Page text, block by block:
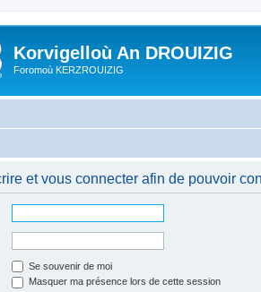
Korvigelloù An DROUIZIG
Foromoù KERZROUIZIG
et vous connecter afin de pouvoir
Se souvenir de moi
Masquer ma présence lors de cette session